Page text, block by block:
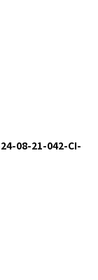
24-08-21-042-CI-